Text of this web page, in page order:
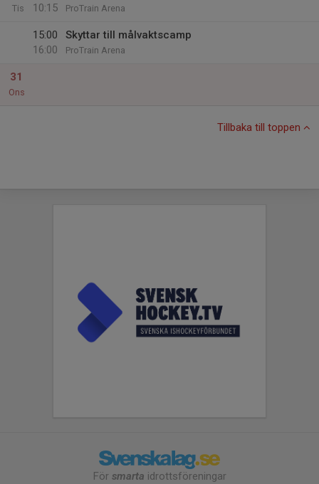
Tis
10:15
ProTrain Arena
15:00
16:00
Skyttar till målvaktscamp
ProTrain Arena
31
Ons
Tillbaka till toppen
För smarta idrottsföreningar